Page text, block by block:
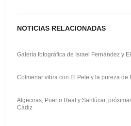
NOTICIAS RELACIONADAS
Galería fotográfica de Israel Fernández y
Colmenar vibra con El Pele y la pureza de
Algeciras, Puerto Real y Sanlúcar,
Cádiz